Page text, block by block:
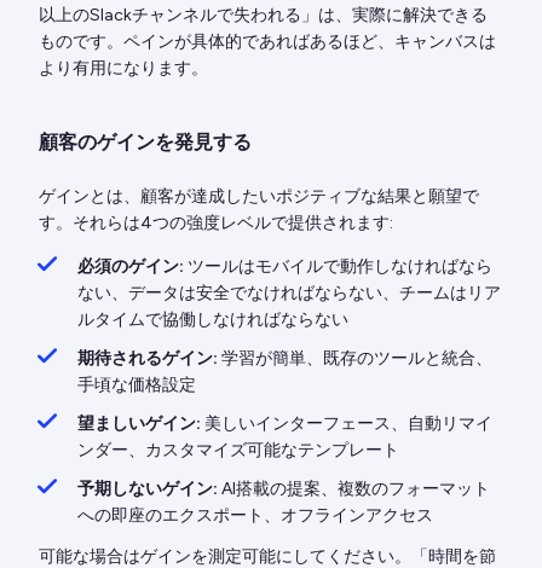
以上のSlackチャンネルで失われる」は、実際に解決できる
ものです。ペインが具体的であればあるほど、キャンバスは
より有用になります。
顧客のゲインを発見する
ゲインとは、顧客が達成したいポジティブな結果と願望で
す。それらは4つの強度レベルで提供されます:
必須のゲイン: ツールはモバイルで動作しなければなら
ない、データは安全でなければならない、チームはリア
ルタイムで協働しなければならない
期待されるゲイン: 学習が簡単、既存のツールと統合、
手頃な価格設定
望ましいゲイン: 美しいインターフェース、自動リマイ
ンダー、カスタマイズ可能なテンプレート
予期しないゲイン: AI搭載の提案、複数のフォーマット
への即座のエクスポート、オフラインアクセス
可能な場合はゲインを測定可能にしてください。「時間を節